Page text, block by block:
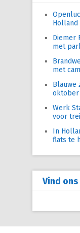
Holland
Diemer
met
met
Blauwe
oktober
Werk
voor
In
flats te
Vind